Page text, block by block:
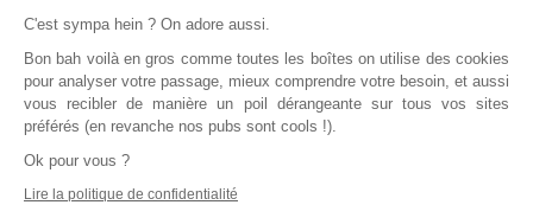
Contact
Nous contacter
contact@clickandrent.fr
01 84 80 02 40
C'est sympa hein ? On adore aussi.
Bon bah voilà en gros comme toutes les boîtes on utilise des cookies
pour analyser votre passage, mieux comprendre votre besoin, et aussi
vous recibler de manière un poil dérangeante sur tous vos sites
préférés (en revanche nos pubs sont cools !).
Ok pour vous ?
Lire la politique de confidentialité